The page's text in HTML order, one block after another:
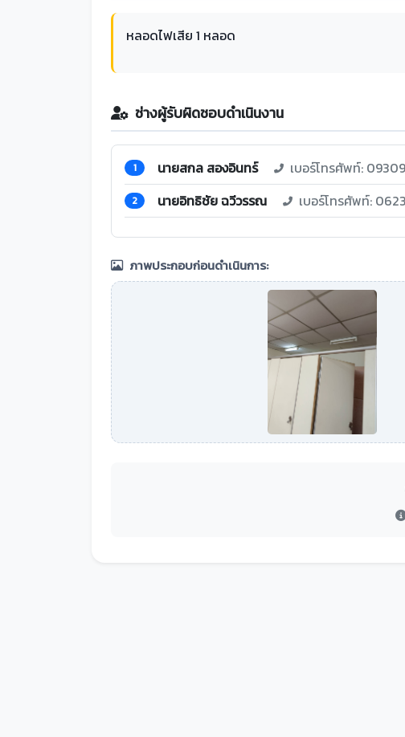
หลอดไฟเสีย 1 หลอด
ช่างผู้รับผิดชอบดำเนินงาน
1 นายสกล สองอินทร์ เบอร์โทรศัพท์:
2 นายอิทธิชัย ฉวีวรรณ เบอร์โทรศัพท์:
ภาพประกอบก่อนดำเนินการ: